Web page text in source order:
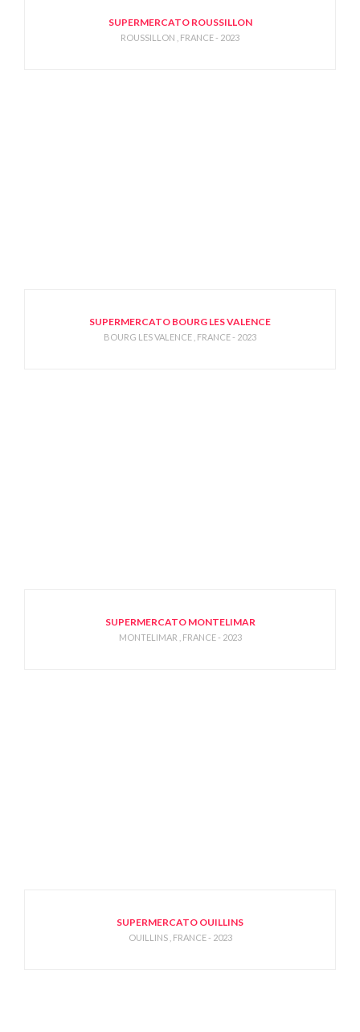
SUPERMERCATO ROUSSILLON
ROUSSILLON , FRANCE - 2023
SUPERMERCATO BOURG LES VALENCE
BOURG LES VALENCE , FRANCE - 2023
SUPERMERCATO MONTELIMAR
MONTELIMAR , FRANCE - 2023
SUPERMERCATO OUILLINS
OUILLINS , FRANCE - 2023